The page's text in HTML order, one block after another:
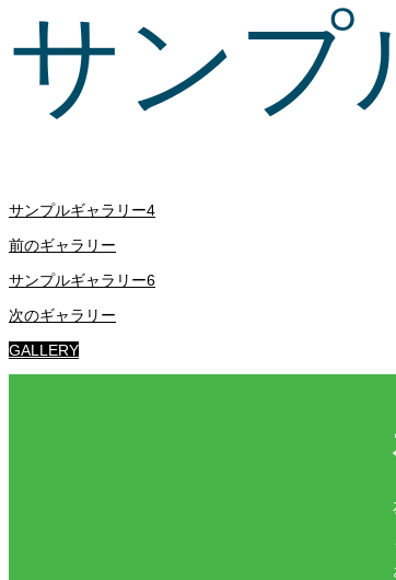
サンプ
サンプルギャラリー4
前のギャラリー
サンプルギャラリー6
次のギャラリー
GALLERY